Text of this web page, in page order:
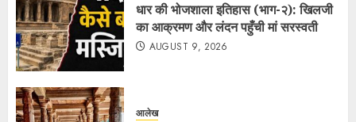
धार की भोजशाला इतिहास (भाग-२): खिलजी
का आक्रमण और लंदन पहुँची मां सरस्वती
AUGUST 9, 2026
आलेख